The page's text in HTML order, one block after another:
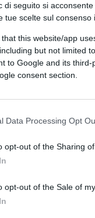
di seguito si
tue scelte sul
that this website/app
but not limited
to Google and its
consent section.
Data Processing Opt
opt-out of the Sharing
opt-out of the Sale of
su Google